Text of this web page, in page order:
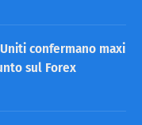
confermano maxi
sul Forex